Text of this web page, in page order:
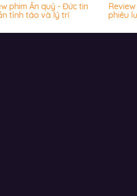
phim Ấn quỷ - Đức tin
tỉnh táo và lý trí
phiêu